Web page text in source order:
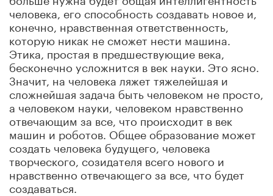
человека, его способность создавать новое и,
конечно, нравственная ответственность,
которую никак не сможет нести машина.
Этика, простая в предшествующие века,
бесконечно усложнится в век науки. Это ясно.
Значит, на человека ляжет тяжелейшая и
сложнейшая задача быть человеком не просто,
а человеком науки, человеком нравственно
отвечающим за все, что происходит в век
машин и роботов. Общее образование может
создать человека будущего, человека
творческого, созидателя всего нового и
нравственно отвечающего за все, что будет
создаваться.